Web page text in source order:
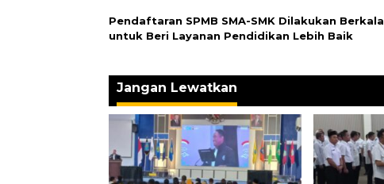
Pendaftaran SPMB SMA-SMK Dilakukan Berkala
untuk Beri Layanan Pendidikan Lebih Baik
Jangan Lewatkan